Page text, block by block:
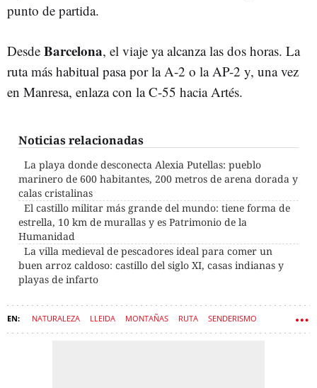
punto de partida.
Desde Barcelona, el viaje ya alcanza las dos horas. La
ruta más habitual pasa por la A-2 o la AP-2 y, una vez
en Manresa, enlaza con la C-55 hacia Artés.
Noticias relacionadas
La playa donde desconecta Alexia Putellas: pueblo
marinero de 600 habitantes, 200 metros de arena dorada y
calas cristalinas
El castillo militar más grande del mundo: tiene forma de
estrella, 10 km de murallas y es Patrimonio de la
Humanidad
La villa medieval de pescadores ideal para comer un
buen arroz caldoso: castillo del siglo XI, casas indianas y
playas de infarto
NATURALEZA LLEIDA MONTAÑAS RUTA SENDERISMO